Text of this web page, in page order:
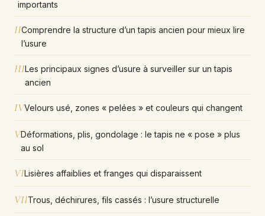
importants
IIComprendre la structure d’un tapis ancien pour mieux lire
l’usure
IIILes principaux signes d’usure à surveiller sur un tapis
ancien
IVVelours usé, zones « pelées » et couleurs qui changent
VDéformations, plis, gondolage : le tapis ne « pose » plus
au sol
VILisières affaiblies et franges qui disparaissent
VIITrous, déchirures, fils cassés : l’usure structurelle